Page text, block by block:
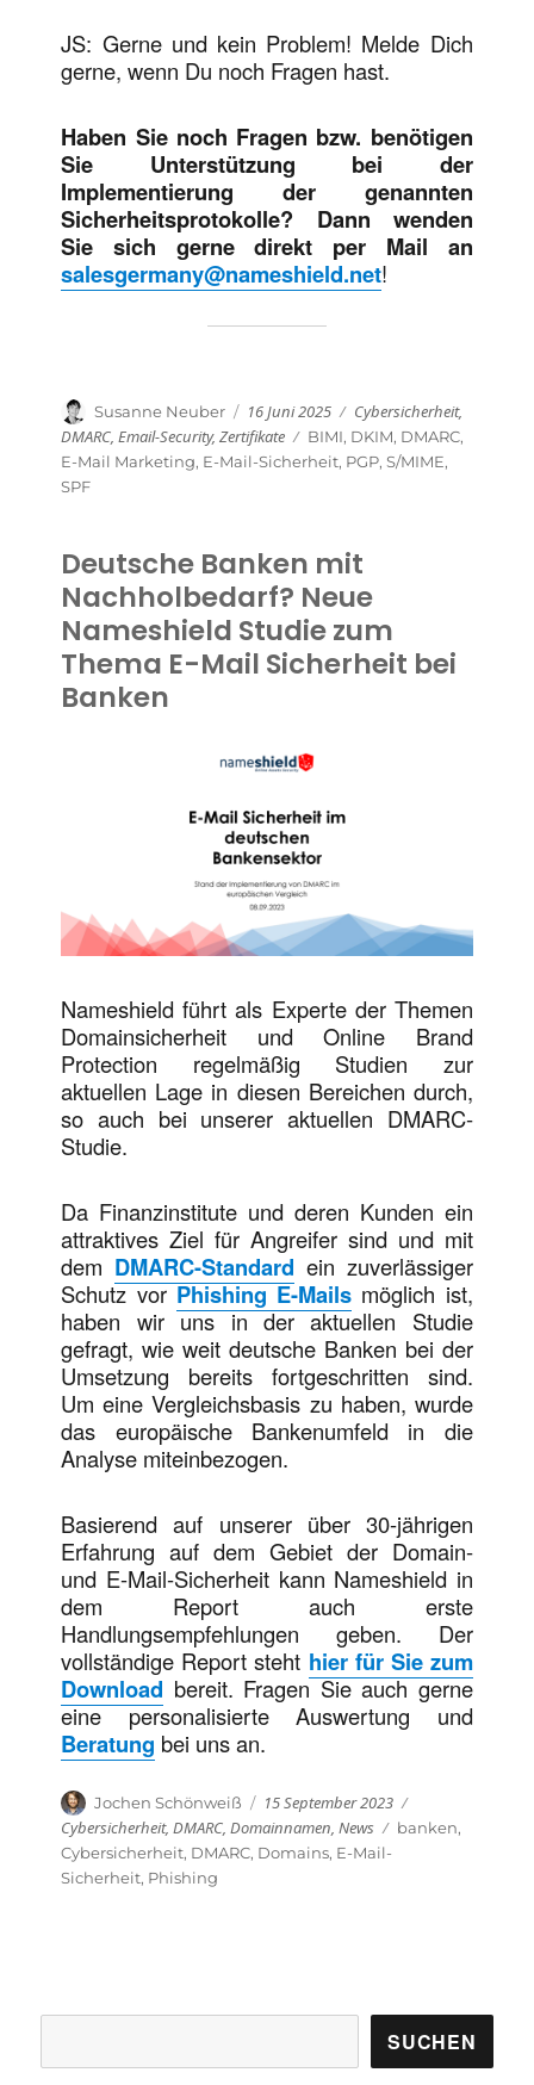
JS: Gerne und kein Problem! Melde Dich
gerne, wenn Du noch Fragen hast.
Haben Sie noch Fragen bzw. benötigen
Sie Unterstützung bei der
Implementierung der genannten
Sicherheitsprotokolle? Dann wenden
Sie sich gerne direkt per Mail an
salesgermany@nameshield.net!
Autor
Susanne Neuber Veröffentlicht
am
16 Juni 2025 Kategorien
Cybersicherheit,
DMARC,Email-Security,Zertifikate Schlagwörter
BIMI, DKIM, DMARC,
E-Mail Marketing, E-Mail-Sicherheit, PGP,S/MIME,
SPF
Deutsche Banken mit
Nachholbedarf? Neue
Nameshield Studie zum
Thema E-Mail Sicherheit bei
Banken
Nameshield führt als Experte der Themen
Domainsicherheit und Online Brand
Protection regelmäßig Studien zur
aktuellen Lage in diesen Bereichen durch,
so auch bei unserer aktuellen DMARC-
Studie.
Da Finanzinstitute und deren Kunden ein
attraktives Ziel für Angreifer sind und mit
dem DMARC-Standard ein zuverlässiger
Schutz vorPhishing E-Mails möglich ist,
haben wir uns in der aktuellen Studie
gefragt, wie weit deutsche Banken bei der
Umsetzung bereits fortgeschritten sind.
Um eine Vergleichsbasis zu haben, wurde
das europäische Bankenumfeld in die
Analyse miteinbezogen.
Basierend auf unserer über 30-jährigen
Erfahrung auf dem Gebiet der Domain-
und E-Mail-Sicherheit kann Nameshield in
dem Report auch erste
Handlungsempfehlungen geben. Der
vollständige Report steht hier für Sie zum
Download bereit. Fragen Sie auch gerne
eine personalisierte Auswertung und
Beratung bei uns an.
Autor
Jochen Schönweiß Veröffentlicht
am
15 September 2023
Cybersicherheit,DMARC,Domainnamen,News Schlagwörter
banken,
Cybersicherheit, DMARC, Domains, E-Mail-
Sicherheit, Phishing
SUCHEN